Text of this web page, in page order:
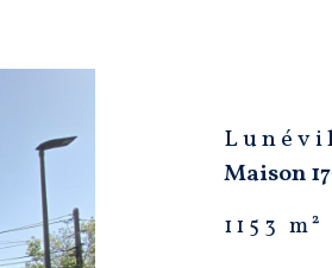
Maison
1153 m²